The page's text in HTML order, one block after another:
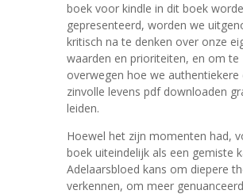
boek voor kindle in dit boek
gepresenteerd, worden we
kritisch na te denken over onze
waarden en prioriteiten, en om te
overwegen hoe we authentiekere
zinvolle levens pdf downloaden
leiden.
Hoewel het zijn momenten had,
boek uiteindelijk als een gemiste
Adelaarsbloed kans om diepere
verkennen, om meer